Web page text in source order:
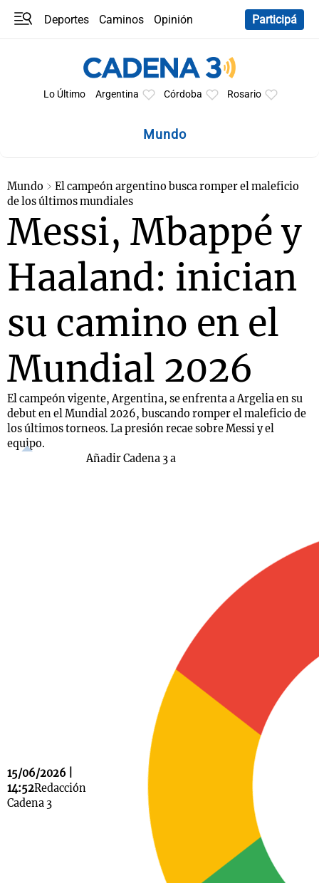
Deportes Caminos
Opinión
Participá
Lo Último Argentina Córdoba Rosario
Mundo
Mundo
El campeón argentino busca romper el maleficio
de los últimos mundiales
Messi, Mbappé y
Haaland: inician
su camino en el
Mundial 2026
El campeón vigente, Argentina, se enfrenta a Argelia en su
debut en el Mundial 2026, buscando romper el maleficio de
los últimos torneos. La presión recae sobre Messi y el
equipo.
15/06/2026 |
14:52Redacción
Cadena 3
Añadir Cadena 3 a
Mundial 2026
La Sole en
Cadena 3